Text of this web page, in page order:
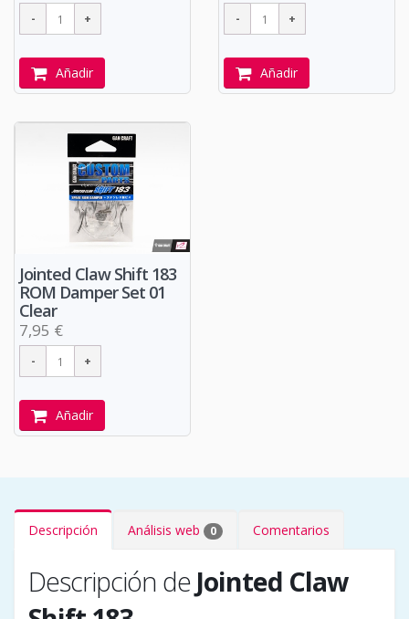
Añadir Añadir
Jointed Claw Shift 183
ROM Damper Set 01
Clear
7,95 €
Añadir
Descripción Análisis web 0 Comentarios
Descripción de Jointed Claw